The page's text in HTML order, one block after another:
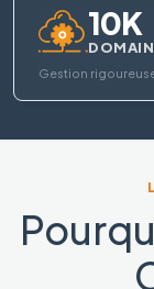
10K
Gestion